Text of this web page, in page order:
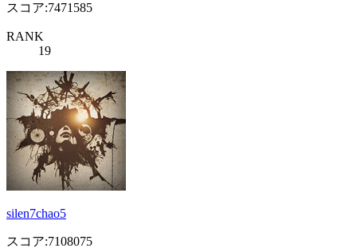
スコア:7471585
RANK
19
silen7chao5
スコア:7108075